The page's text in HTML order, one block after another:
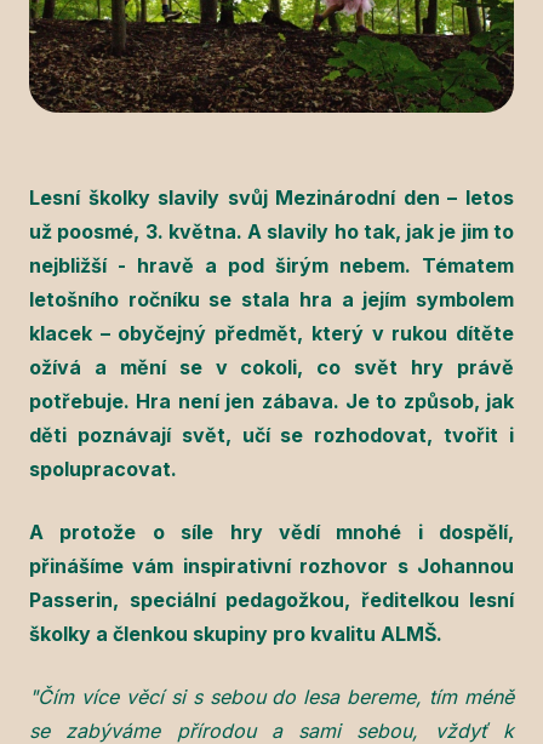
Lesní školky slavily svůj Mezinárodní den – letos
už poosmé, 3. května. A slavily ho tak, jak je jim to
nejbližší - hravě a pod širým nebem. Tématem
letošního ročníku se stala hra a jejím symbolem
klacek – obyčejný předmět, který v rukou dítěte
ožívá a mění se v cokoli, co svět hry právě
potřebuje. Hra není jen zábava. Je to způsob, jak
děti poznávají svět, učí se rozhodovat, tvořit i
spolupracovat.
A protože o síle hry vědí mnohé i dospělí,
přinášíme vám inspirativní rozhovor s Johannou
Passerin, speciální pedagožkou, ředitelkou lesní
školky a členkou skupiny pro kvalitu ALMŠ.
"Čím více věcí si s sebou do lesa bereme, tím méně
se zabýváme přírodou a sami sebou, vždyť k